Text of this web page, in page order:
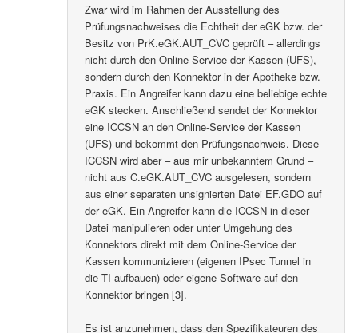
Zwar wird im Rahmen der Ausstellung des
Prüfungsnachweises die Echtheit der eGK bzw. der
Besitz von PrK.eGK.AUT_CVC geprüft – allerdings
nicht durch den Online-Service der Kassen (UFS),
sondern durch den Konnektor in der Apotheke bzw.
Praxis. Ein Angreifer kann dazu eine beliebige echte
eGK stecken. Anschließend sendet der Konnektor
eine ICCSN an den Online-Service der Kassen
(UFS) und bekommt den Prüfungsnachweis. Diese
ICCSN wird aber – aus mir unbekanntem Grund –
nicht aus C.eGK.AUT_CVC ausgelesen, sondern
aus einer separaten unsignierten Datei EF.GDO auf
der eGK. Ein Angreifer kann die ICCSN in dieser
Datei manipulieren oder unter Umgehung des
Konnektors direkt mit dem Online-Service der
Kassen kommunizieren (eigenen IPsec Tunnel in
die TI aufbauen) oder eigene Software auf den
Konnektor bringen [3].
Es ist anzunehmen, dass den Spezifikateuren des